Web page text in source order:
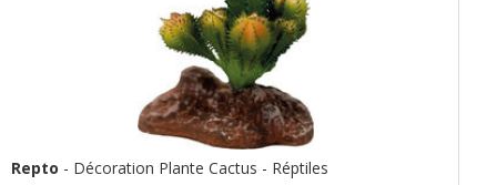
Repto - Décoration Plante Cactus - Réptiles